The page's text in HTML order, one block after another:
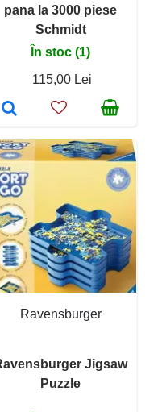
pana la 3000 piese
Schmidt
În stoc (1)
115,00 Lei
Ravensburger
Jigsaw
Puzzle